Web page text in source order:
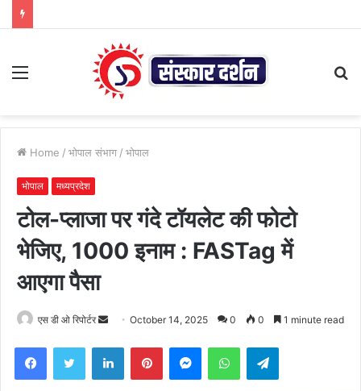
Menu
Home / भोपाल संभाग / भोपाल
भोपाल मध्यप्रदेश
टोल-प्लाजा पर गंदे टॉयलेट की फोटो
भेजिए, 1000 इनाम : FASTag में
आएगा पैसा
एस डी ओ रिपोर्टर
SendOctober 14, 2025 0 0 1 minute read
FacebookTwitter LinkedInPinterestMessengerWhatsAppTelegram